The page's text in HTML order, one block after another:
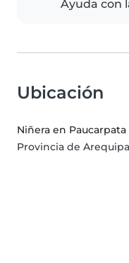
Ayuda con
Ubicación
Niñera en
Provincia de